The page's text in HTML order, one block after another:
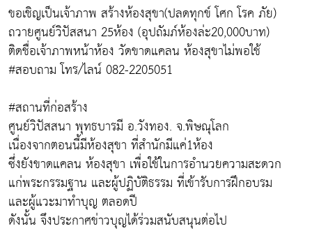
ขอเชิญเป็นเจ้าภาพ สร้างห้องสุขา(ปลดทุกข์ โศก โรค ภัย)
ถวายศูนย์วิปัสสนา 25ห้อง (อุปถัมภ์ห้องล่ะ20,000บาท)
ติดชื่อเจ้าภาพหน้าห้อง วัดขาดแคลน ห้องสุขาไม่พอใช้
#สอบถาม โทร/ไลน์ 082-2205051
#สถานที่ก่อสร้าง
ศูนย์วิปัสสนา พุทธบารมี อ.วังทอง. จ.พิษณุโลก
เนื่องจากตอนนี้มีห้องสุขา ที่สำนักมีแค่1ห้อง
ซึ่งยังขาดแคลน ห้องสุขา เพื่อใช้ในการอำนวยความสะดวก
แก่พระกรรมฐาน และผู้ปฏิบัติธรรม ที่เข้ารับการฝึกอบรม
และผู้แวะมาทำบุญ ตลอดปี
ดังนั้น จึงประกาศข่าวบุญได้ร่วมสนับสนุนต่อไป